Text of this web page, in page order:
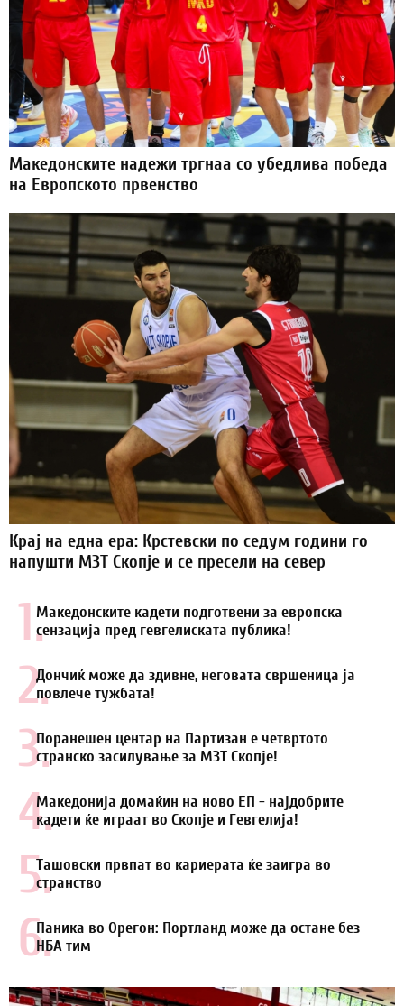
Македонските надежи тргнаа со убедлива победа
на Европското првенство
Крај на една ера: Крстевски по седум години го
напушти МЗТ Скопје и се пресели на север
1.Македонските кадети подготвени за европска
сензација пред гевгелиската публика!
2.Дончиќ може да здивне, неговата свршеница ја
повлече тужбата!
3.Поранешен центар на Партизан е четвртото
странско засилување за МЗТ Скопје!
4.Македонија домаќин на ново ЕП - најдобрите
кадети ќе играат во Скопје и Гевгелија!
5.Ташовски првпат во кариерата ќе заигра во
странство
6.Паника во Орегон: Портланд може да остане без
НБА тим